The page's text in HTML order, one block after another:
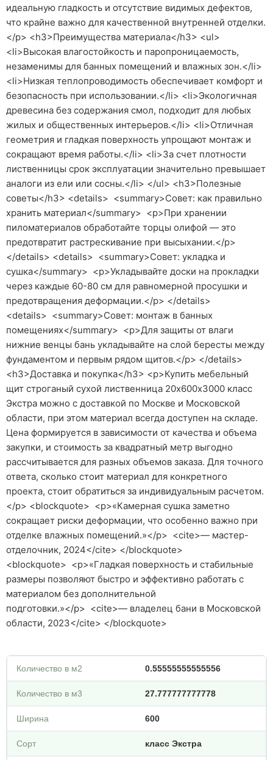
идеальную гладкость и отсутствие видимых дефектов,
что крайне важно для качественной внутренней отделки.
</p> <h3>Преимущества материала</h3> <ul>
<li>Высокая влагостойкость и паропроницаемость,
незаменимы для банных помещений и влажных зон.</li>
<li>Низкая теплопроводимость обеспечивает комфорт и
безопасность при использовании.</li> <li>Экологичная
древесина без содержания смол, подходит для любых
жилых и общественных интерьеров.</li> <li>Отличная
геометрия и гладкая поверхность упрощают монтаж и
сокращают время работы.</li> <li>За счет плотности
лиственницы срок эксплуатации значительно превышает
аналоги из ели или сосны.</li> </ul> <h3>Полезные
советы</h3> <details> <summary>Совет: как правильно
хранить материал</summary> <p>При хранении
пиломатериалов обработайте торцы олифой — это
предотвратит растрескивание при высыхании.</p>
</details> <details> <summary>Совет: укладка и
сушка</summary> <p>Укладывайте доски на прокладки
через каждые 60-80 см для равномерной просушки и
предотвращения деформации.</p> </details>
<details> <summary>Совет: монтаж в банных
помещениях</summary> <p>Для защиты от влаги
нижние венцы бань укладывайте на слой бересты между
фундаментом и первым рядом щитов.</p> </details>
<h3>Доставка и покупка</h3> <p>Купить мебельный
щит строганый сухой лиственница 20х600х3000 класс
Экстра можно с доставкой по Москве и Московской
области, при этом материал всегда доступен на складе.
Цена формируется в зависимости от качества и объема
закупки, и стоимость за квадратный метр выгодно
рассчитывается для разных объемов заказа. Для точного
ответа, сколько стоит материал для конкретного
проекта, стоит обратиться за индивидуальным расчетом.
</p> <blockquote> <p>«Камерная сушка заметно
сокращает риски деформации, что особенно важно при
отделке влажных помещений.»</p> <cite>— мастер-
отделочник, 2024</cite> </blockquote>
<blockquote> <p>«Гладкая поверхность и стабильные
размеры позволяют быстро и эффективно работать с
материалом без дополнительной
подготовки.»</p> <cite>— владелец бани в Московской
области, 2023</cite> </blockquote>
Количество в м2 0.55555555555556
Количество в м3 27.777777777778
Ширина 600
Сорт класс Экстра